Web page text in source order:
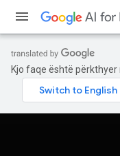
Kjo faqe është përkthyer